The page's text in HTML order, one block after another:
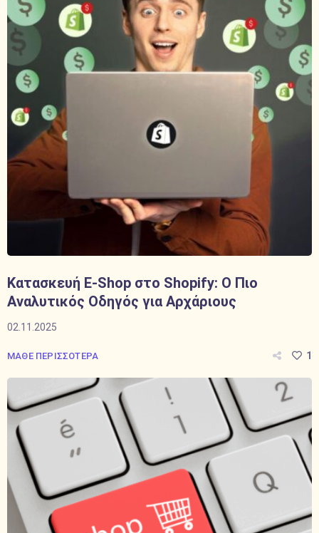
Κατασκευή E-Shop στο Shopify: Ο Πιο
Αναλυτικός Οδηγός για Αρχάριους
02.11.2025
ΜΑΘΕ ΠΕΡΙΣΣΟΤΕΡΑ 1